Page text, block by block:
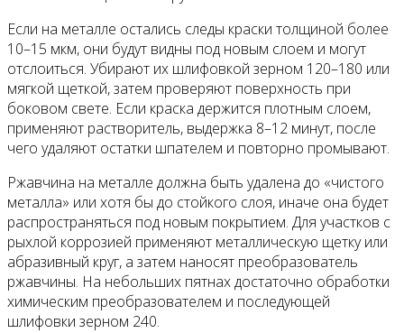
Если на металле остались следы краски толщиной более
10–15 мкм, они будут видны под новым слоем и могут
отслоиться. Убирают их шлифовкой зерном 120–180 или
мягкой щеткой, затем проверяют поверхность при
боковом свете. Если краска держится плотным слоем,
применяют растворитель, выдержка 8–12 минут, после
чего удаляют остатки шпателем и повторно промывают.
Ржавчина на металле должна быть удалена до «чистого
металла» или хотя бы до стойкого слоя, иначе она будет
распространяться под новым покрытием. Для участков с
рыхлой коррозией применяют металлическую щетку или
абразивный круг, а затем наносят преобразователь
ржавчины. На небольших пятнах достаточно обработки
химическим преобразователем и последующей
шлифовки зерном 240.